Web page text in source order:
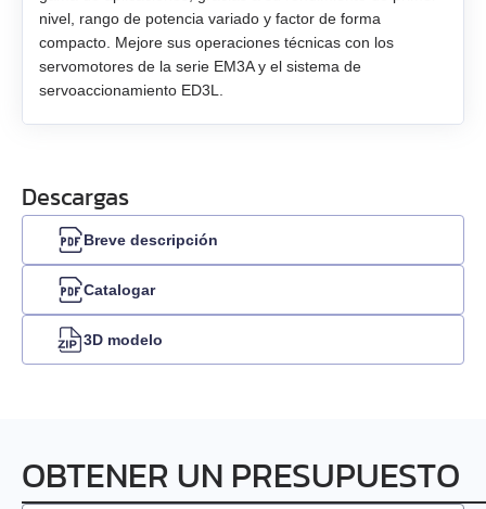
nivel, rango de potencia variado y factor de forma
compacto. Mejore sus operaciones técnicas con los
servomotores de la serie EM3A y el sistema de
servoaccionamiento ED3L.
Descargas
Breve descripción
Catalogar
3D modelo
OBTENER UN PRESUPUESTO